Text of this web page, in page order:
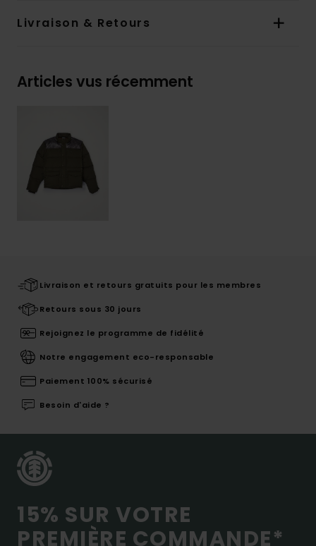
Livraison & Retours
Articles vus récemment
Livraison et retours gratuits pour les membres
Retours sous 30 jours
Rejoignez le programme de fidélité
Notre engagement eco-responsable
Paiement 100% sécurisé
Besoin d'aide ?
15% SUR VOTRE
PREMIÈRE COMMANDE*